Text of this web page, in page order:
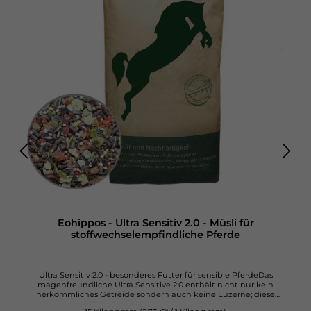
Eohippos - Ultra Sensitiv 2.0 - Müsli für
stoffwechselempfindliche Pferde
Ultra Sensitiv 2.0 - besonderes Futter für sensible PferdeDas
magenfreundliche Ultra Sensitive 2.0 enthält nicht nur kein
herkömmliches Getreide sondern auch keine Luzerne; diese